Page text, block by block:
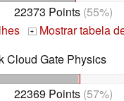
22373 Points (55%)
+ Mostrar tabela
Cloud Gate Physics
22369 Points (57%)